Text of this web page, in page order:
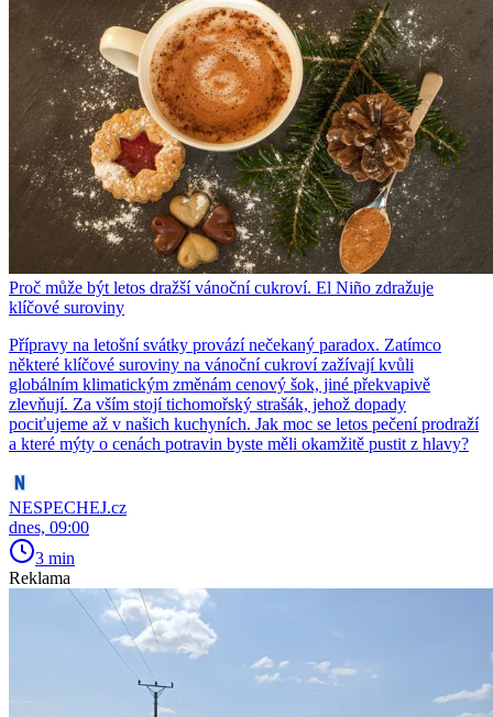
Proč může být letos dražší vánoční cukroví. El Niño zdražuje
klíčové suroviny
Přípravy na letošní svátky provází nečekaný paradox. Zatímco
některé klíčové suroviny na vánoční cukroví zažívají kvůli
globálním klimatickým změnám cenový šok, jiné překvapivě
zlevňují. Za vším stojí tichomořský strašák, jehož dopady
pociťujeme až v našich kuchyních. Jak moc se letos pečení prodraží
a které mýty o cenách potravin byste měli okamžitě pustit z hlavy?
NESPECHEJ.cz
dnes, 09:00
3 min
Reklama